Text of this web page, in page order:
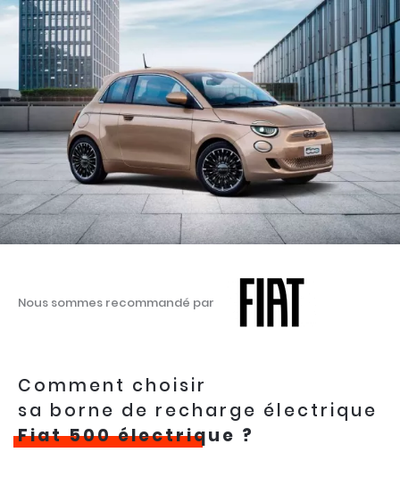
Nous sommes recommandé par
Comment choisir
sa borne de recharge électrique
Fiat 500 électrique ?